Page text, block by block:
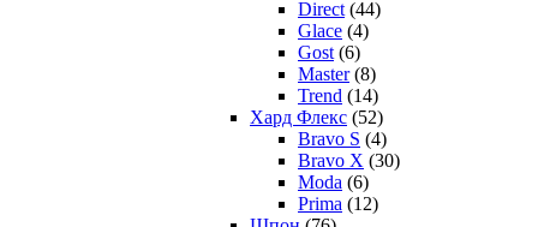
Direct (44)
Glace (4)
Gost (6)
Master (8)
Trend (14)
Хард Флекс (52)
Bravo S (4)
Bravo X (30)
Moda (6)
Prima (12)